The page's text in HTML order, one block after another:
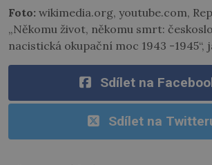
Foto: wikimedia.org, youtube.com,
„Někomu život, někomu smrt:
nacistická okupační moc 1943 -1945“,
Sdílet na
Sdílet na